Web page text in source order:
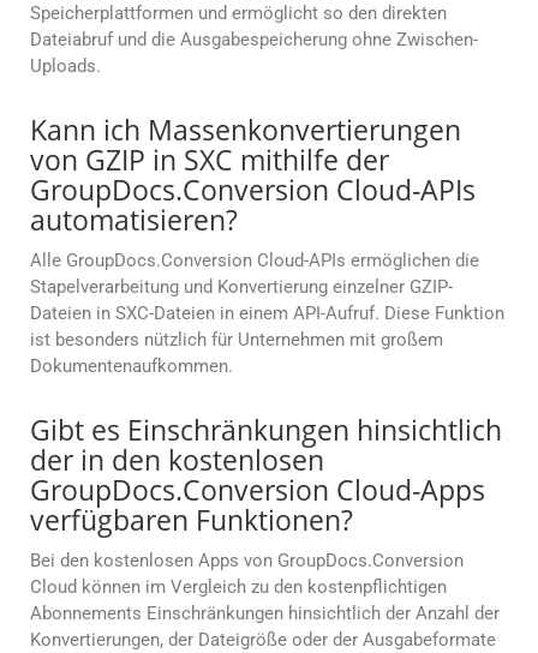
Speicherplattformen und ermöglicht so den direkten
Dateiabruf und die Ausgabespeicherung ohne Zwischen-
Uploads.
Kann ich Massenkonvertierungen
von GZIP in SXC mithilfe der
GroupDocs.Conversion Cloud-APIs
automatisieren?
Alle GroupDocs.Conversion Cloud-APIs ermöglichen die
Stapelverarbeitung und Konvertierung einzelner GZIP-
Dateien in SXC-Dateien in einem API-Aufruf. Diese Funktion
ist besonders nützlich für Unternehmen mit großem
Dokumentenaufkommen.
Gibt es Einschränkungen hinsichtlich
der in den kostenlosen
GroupDocs.Conversion Cloud-Apps
verfügbaren Funktionen?
Bei den kostenlosen Apps von GroupDocs.Conversion
Cloud können im Vergleich zu den kostenpflichtigen
Abonnements Einschränkungen hinsichtlich der Anzahl der
Konvertierungen, der Dateigröße oder der Ausgabeformate